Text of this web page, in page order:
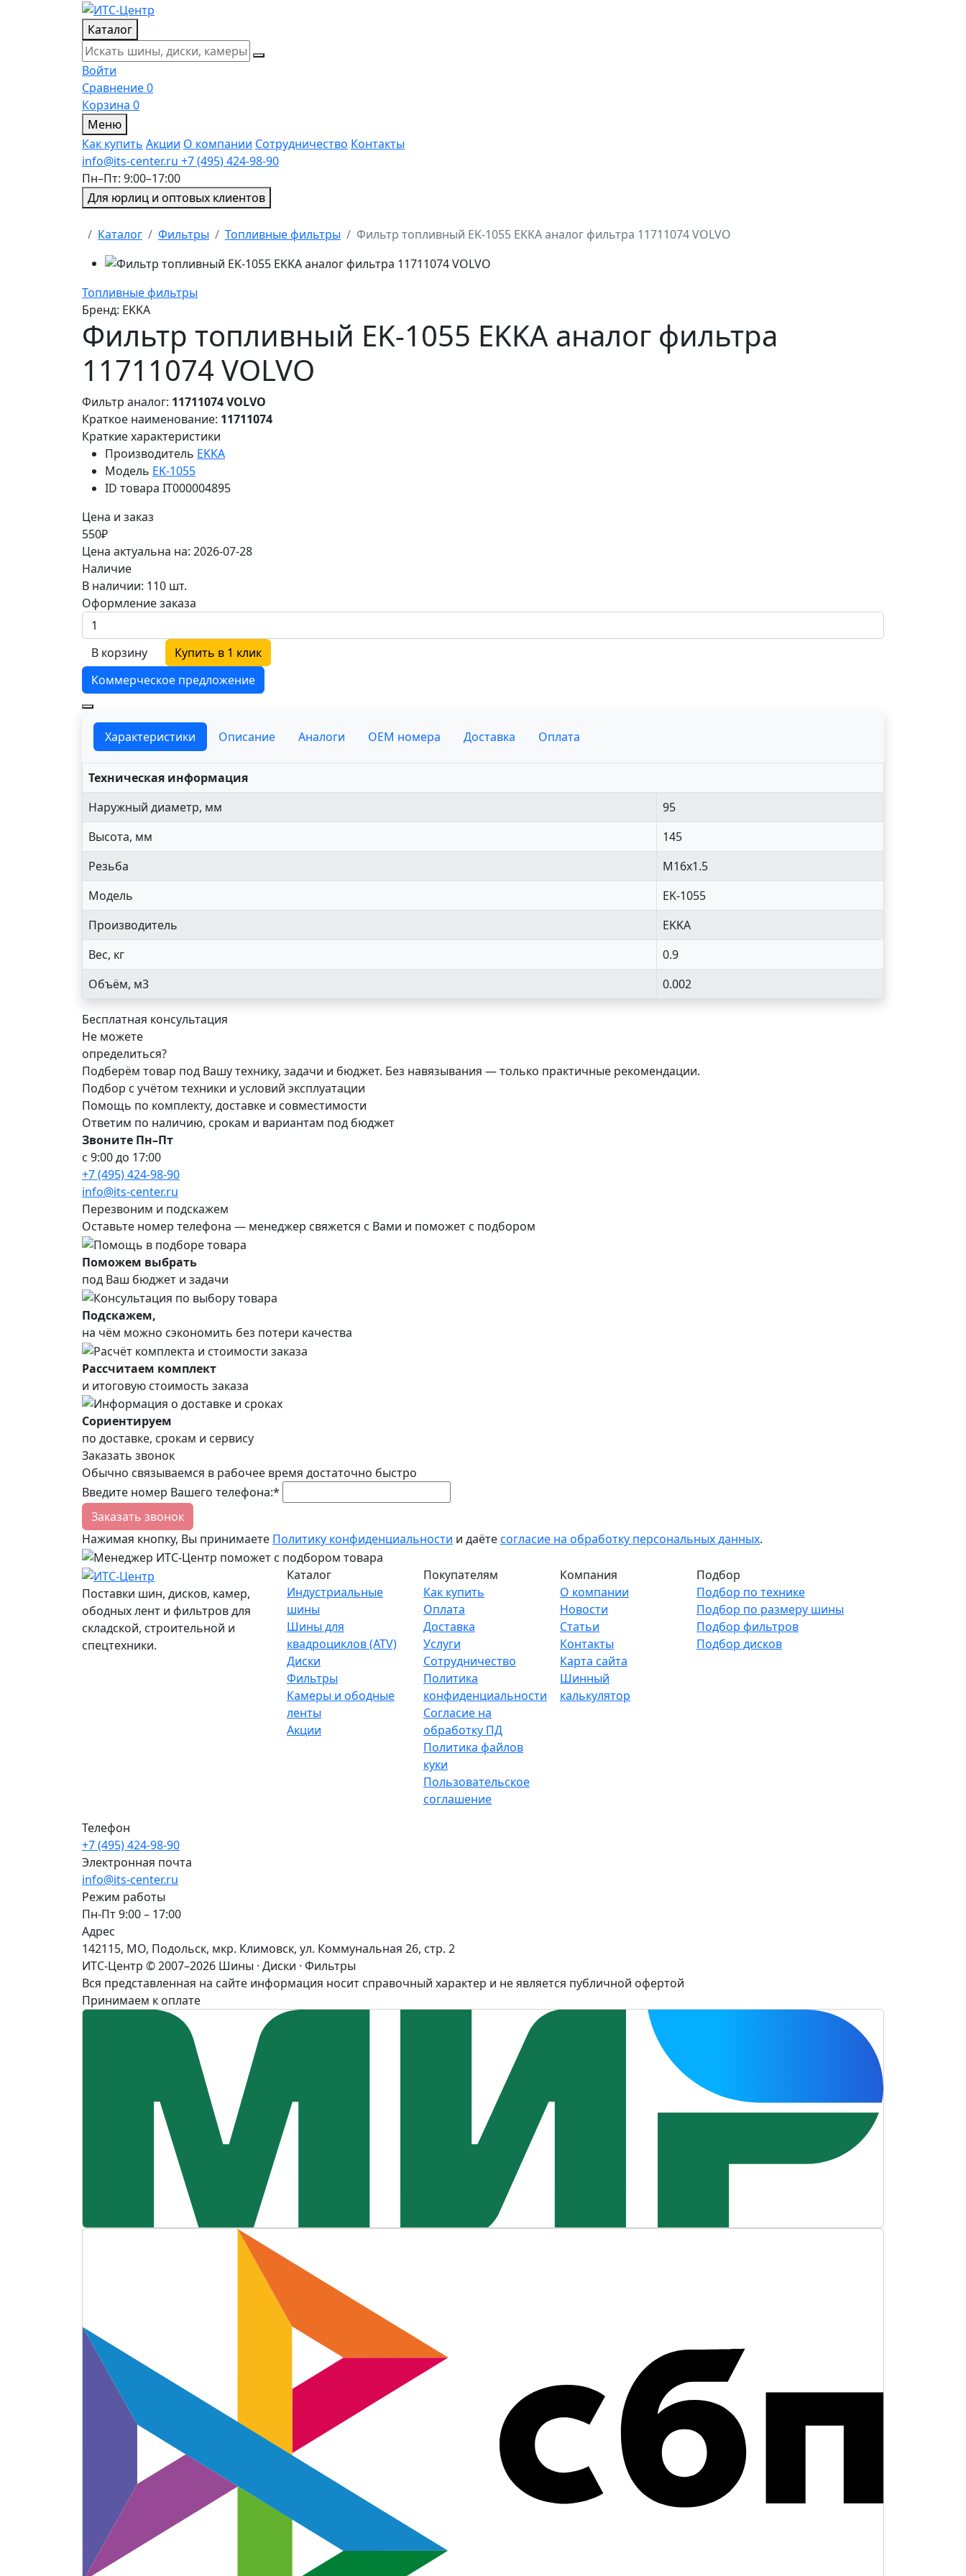
Каталог
Войти
Сравнение0
Корзина 0
Меню
Как купить Акции О компании Сотрудничество Контакты
info@its-center.ru +7 (495) 424-98-90
Пн–Пт: 9:00–17:00
Для юрлиц и оптовых клиентов
Главная
Каталог Фильтры Топливные фильтры Фильтр топливный EK-1055 EKKA аналог фильтра 11711074 VOLVO
Топливные фильтры
Бренд: EKKA
Фильтр топливный EK-1055 EKKA аналог фильтра
11711074 VOLVO
Фильтр аналог: 11711074 VOLVO
Краткое наименование: 11711074
Краткие характеристики
Производитель EKKA
Модель EK-1055
ID товара IT000004895
Цена и заказ
550₽
Цена актуальна на: 2026-07-28
Наличие
В наличии: 110 шт.
Оформление заказа
В корзину
Купить в 1 клик
Коммерческое предложение
Характеристики Описание Аналоги OEM номера Доставка Оплата
Техническая информация
Наружный диаметр, мм
95
Высота, мм
145
Резьба
M16x1.5
Модель
EK-1055
Производитель
EKKA
Вес, кг
0.9
Объём, м3
0.002
Бесплатная консультация
Не можете
определиться?
Подберём товар под Вашу технику, задачи и бюджет. Без навязывания — только практичные рекомендации.
Подбор с учётом техники и условий эксплуатации
Помощь по комплекту, доставке и совместимости
Ответим по наличию, срокам и вариантам под бюджет
Звоните Пн–Пт
с 9:00 до 17:00
+7 (495) 424-98-90
info@its-center.ru
Перезвоним и подскажем
Оставьте номер телефона — менеджер свяжется с Вами и поможет с подбором
Поможем выбрать
под Ваш бюджет и задачи
Подскажем,
на чём можно сэкономить без потери качества
Рассчитаем комплект
и итоговую стоимость заказа
Сориентируем
по доставке, срокам и сервису
Заказать звонок
Обычно связываемся в рабочее время достаточно быстро
Введите номер Вашего телефона:*
Заказать звонок
Нажимая кнопку, Вы принимаете Политику конфиденциальности и даётесогласие на обработку персональных данных.
Поставки шин, дисков, камер,
ободных лент и фильтров для
складской, строительной и
спецтехники.
Каталог
Индустриальные
шины
Шины для
квадроциклов (ATV)
Диски
Фильтры
Камеры и ободные
ленты
Акции
Покупателям
Как купить
Оплата
Доставка
Услуги
Сотрудничество
Политика
конфиденциальности
Согласие на
обработку ПД
Политика файлов
куки
Пользовательское
соглашение
Компания
О компании
Новости
Статьи
Контакты
Карта сайта
Шинный
калькулятор
Подбор
Подбор по технике
Подбор по размеру шины
Подбор фильтров
Подбор дисков
Телефон
+7 (495) 424-98-90
Электронная почта
info@its-center.ru
Режим работы
Пн-Пт 9:00 – 17:00
Адрес
142115, МО, Подольск, мкр. Климовск, ул. Коммунальная 26, стр. 2
ИТС-Центр © 2007–2026 Шины · Диски · Фильтры
Вся представленная на сайте информация носит справочный характер и не является публичной офертой
Принимаем к оплате